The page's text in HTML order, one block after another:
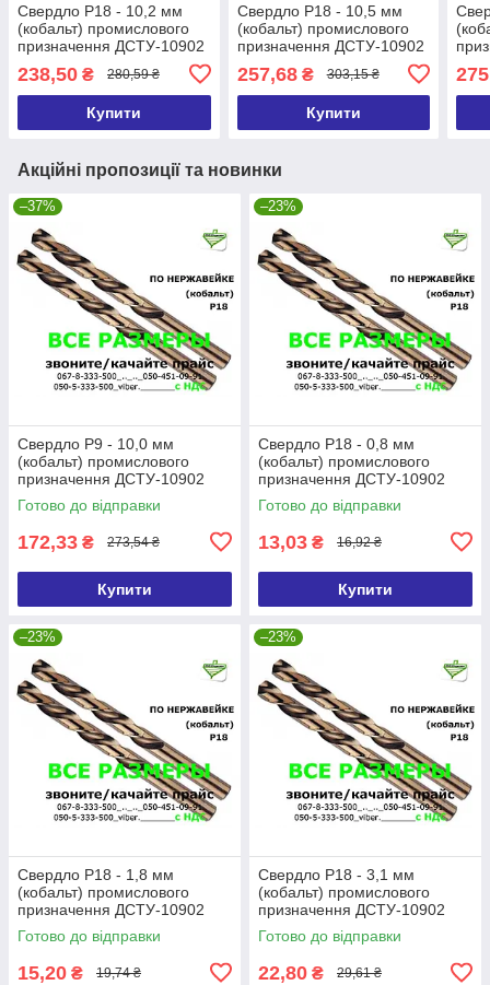
Свердло Р18 - 10,2 мм
(кобальт) промислового
призначення ДСТУ-10902
Р6М5К5/Р9 (DIN338 G-Co)
238,50 ₴ 280,59 ₴
Купити
Свердло Р18 - 10,5 мм
(кобальт) промислового
призначення ДСТУ-10902
Р6М5К5/Р9 (DIN338 G-Co)
257,68₴ 303,15 ₴
Купити
Акційні пропозиції та новинки
–37%
Свердло Р9 - 10,0 мм
(кобальт) промислового
призначення ДСТУ-10902
Р6М5К5/Р18 (DIN338 G-Co)
Готово до відправки
172,33 ₴ 273,54 ₴
Купити
–23%
Свердло Р18 - 0,8 мм
(кобальт) промислового
призначення ДСТУ-10902
Р6М5К5/Р9 (DIN338 G-Co)
Готово до відправки
13,03 ₴ 16,92 ₴
Купити
–23%
Свердло Р18 - 1,8 мм
(кобальт) промислового
призначення ДСТУ-10902
Р6М5К5/Р9 (DIN338 G-Co)
Готово до відправки
15,20 ₴ 19,74 ₴
–23%
Свердло Р18 - 3,1 мм
(кобальт) промислового
призначення ДСТУ-10902
Р6М5К5/Р9 (DIN338 G-Co)
Готово до відправки
22,80 ₴ 29,61 ₴